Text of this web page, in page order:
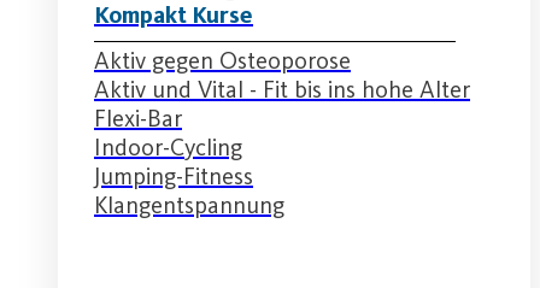
Kompakt Kurse
Aktiv gegen Osteoporose
Aktiv und Vital - Fit bis ins hohe Alter
Flexi-Bar
Indoor-Cycling
Jumping-Fitness
Klangentspannung